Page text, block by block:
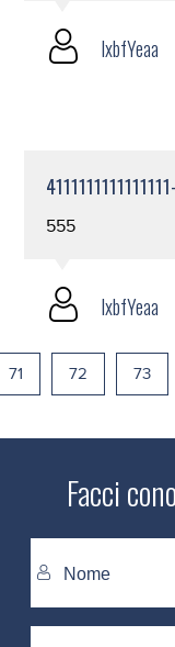
lxbfYeaa
555
lxbfYeaa
71 72 73
Facci